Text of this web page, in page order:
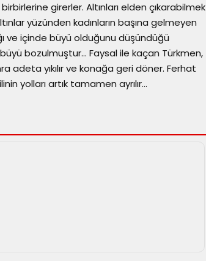
girerler. Altınları elden çıkarabilmek
yüzünden kadınların başına gelmeyen
ve içinde büyü olduğunu düşündüğü
bozulmuştur… Faysal ile kaçan Türkmen,
adeta yıkılır ve konağa geri döner. Ferhat
yolları artık tamamen ayrılır…